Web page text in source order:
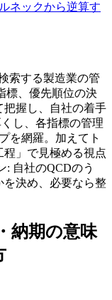
ネックから逆算す
索する製造業の管
標、優先順位の決
把握し、自社の着手
し、各指標の管理
を網羅。加えてト
程」で見極める視点
: 自社のQCDのう
を決め、必要なら整
納期の意味